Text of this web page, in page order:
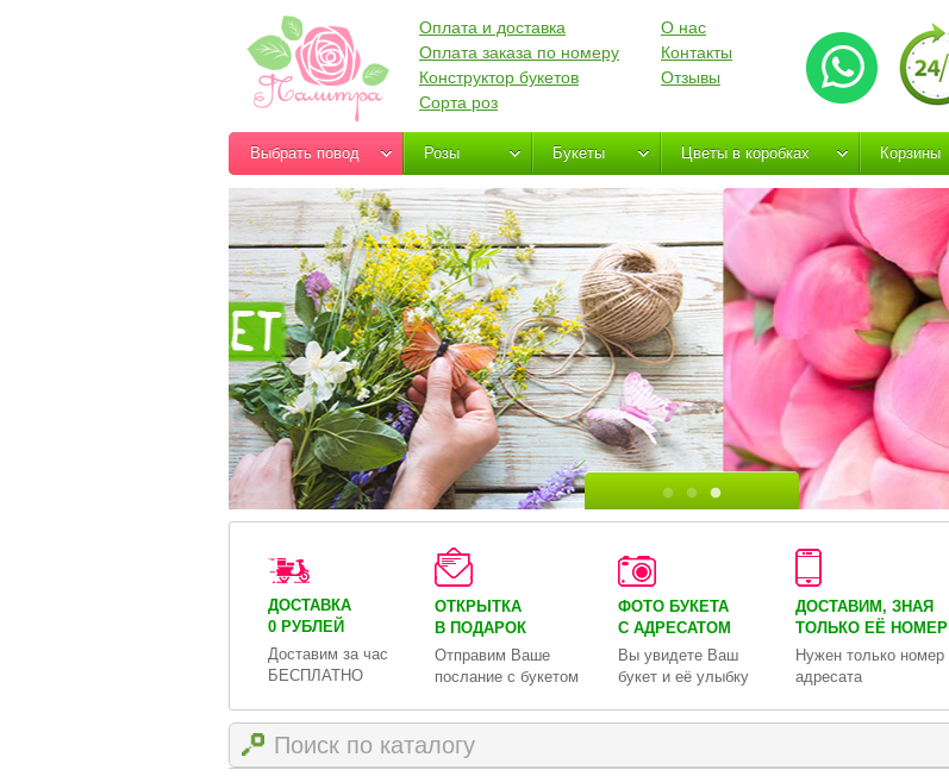
Оплата и доставка
Оплата заказа по номеру
Конструктор букетов
Сорта роз
О нас
Контакты
Отзывы
Выбрать повод Розы Букеты Цветы в коробках Корзины
ДОСТАВКА
0 РУБЛЕЙ
Доставим за час
БЕСПЛАТНО
ОТКРЫТКА
В ПОДАРОК
Отправим Ваше
послание с букетом
ФОТО БУКЕТА
С АДРЕСАТОМ
Вы увидете Ваш
букет и её улыбку
ДОСТАВИМ, ЗНАЯ
ТОЛЬКО ЕЁ НОМЕР
Нужен только номер
адресата